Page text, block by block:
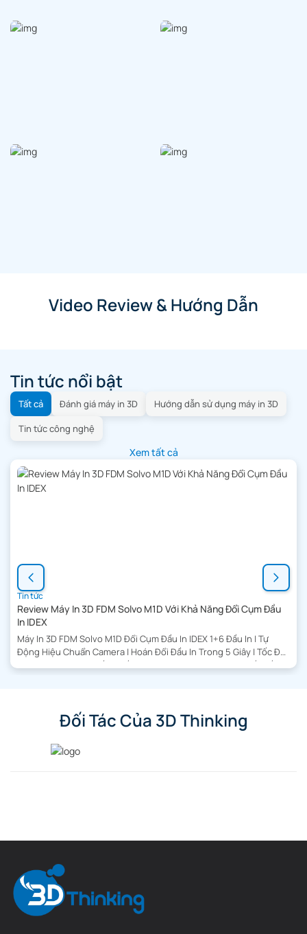
Video Review & Hướng Dẫn
Tin tức nổi bật
Tất cả Đánh giá máy in 3D
Hướng dẫn sử dụng máy in 3D
Tin tức công nghệ
Xem tất cả
Tin tức
Review Máy In 3D FDM Solvo M1D Với Khả Năng Đổi Cụm Đầu
In IDEX
Máy In 3D FDM Solvo M1D Đổi Cụm Đầu In IDEX 1+6 Đầu In | Tự
Động Hiệu Chuẩn Camera | Hoán Đổi Đầu In Trong 5 Giây | Tốc Độ
In 600 mm/s | Hệ Thống Cấp Sợi Nhựa Tự Động | Năng Suất Gấp
Đối Tác Của 3D Thinking